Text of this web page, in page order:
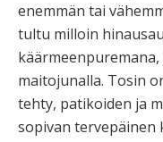
enemmän tai
tultu milloin
maitojunalla. Tosin
tehty, patikoiden ja
sopivan tervepäinen